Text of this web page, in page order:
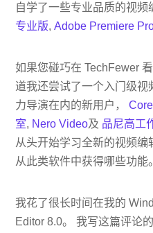
自学了一些专业品质的视
专业版,Adobe Premiere
如果您碰巧在 TechFewer
道我还尝试了一个入门级
力导演在内的新用户，
室, Nero Video及 品尼高工
从头开始学习全新的视频
从此类软件中获得哪些功能。
我花了很长时间在我的
Editor 8.0。 我写这篇评论